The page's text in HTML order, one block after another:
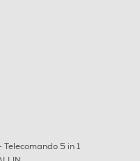
Telecomando 5 in 1